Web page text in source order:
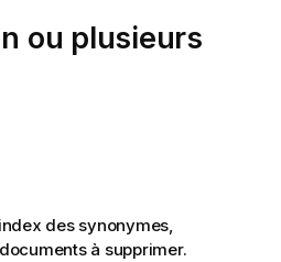
ou plusieurs
des synonymes,
à supprimer.